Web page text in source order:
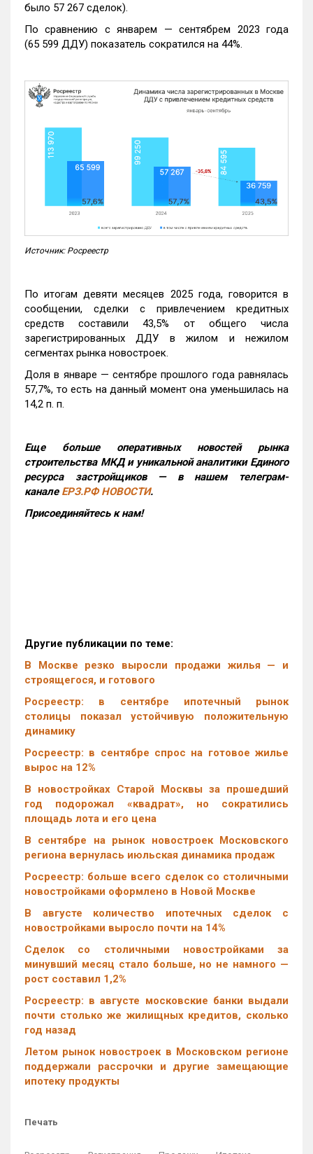
было 57 267 сделок).
По сравнению с январем — сентябрем 2023 года
(65 599 ДДУ) показатель сократился на 44%.
Источник: Росреестр
По итогам девяти месяцев 2025 года, говорится в
сообщении, сделки с привлечением кредитных
средств составили 43,5% от общего числа
зарегистрированных ДДУ в жилом и нежилом
сегментах рынка новостроек.
Доля в январе — сентябре прошлого года равнялась
57,7%, то есть на данный момент она уменьшилась на
14,2 п. п.
Еще больше оперативных новостей рынка
строительства МКД и уникальной аналитики Единого
ресурса застройщиков — в нашем телеграм-
канале ЕРЗ.РФ НОВОСТИ.
Присоединяйтесь к нам!
Другие публикации по теме:
В Москве резко выросли продажи жилья — и
строящегося, и готового
Росреестр: в сентябре ипотечный рынок
столицы показал устойчивую положительную
динамику
Росреестр: в сентябре спрос на готовое жилье
вырос на 12%
В новостройках Старой Москвы за прошедший
год подорожал «квадрат», но сократились
площадь лота и его цена
В сентябре на рынок новостроек Московского
региона вернулась июльская динамика продаж
Росреестр: больше всего сделок со столичными
новостройками оформлено в Новой Москве
В августе количество ипотечных сделок с
новостройками выросло почти на 14%
Cделок со столичными новостройками за
минувший месяц стало больше, но не намного —
рост составил 1,2%
Росреестр: в августе московские банки выдали
почти столько же жилищных кредитов, сколько
год назад
Летом рынок новостроек в Московском регионе
поддержали рассрочки и другие замещающие
ипотеку продукты
Печать